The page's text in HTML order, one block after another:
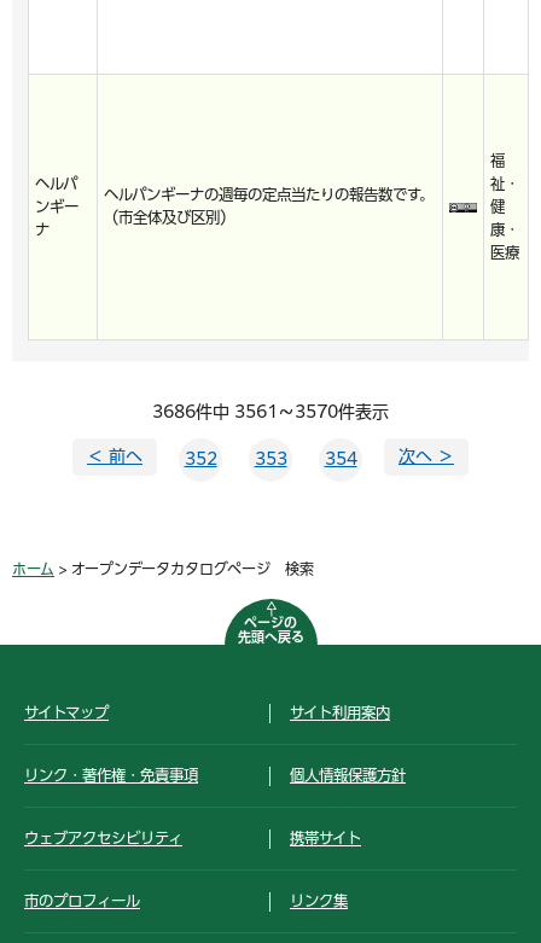
ヘルパ
ンギー
ナ
ヘルパンギーナの週毎の定点当たりの報告数です。
（市全体及び区別）
福
祉・
健
康・
医療
3686件中 3561～3570件表示
＜ 前へ 352 353 354 次へ ＞
ホーム > オープンデータカタログページ 検索
ページの
先頭へ戻る
サイトマップ サイト利用案内
リンク・著作権・免責事項 個人情報保護方針
ウェブアクセシビリティ 携帯サイト
市のプロフィール リンク集